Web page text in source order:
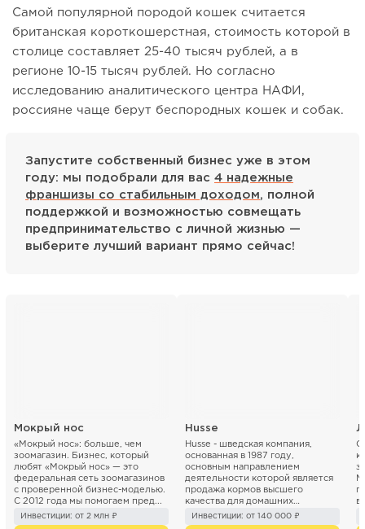
Самой популярной породой кошек считается
британская короткошерстная, стоимость которой в
столице составляет 25-40 тысяч рублей, а в
регионе 10-15 тысяч рублей. Но согласно
исследованию аналитического центра НАФИ,
россияне чаще берут беспородных кошек и собак.
Запустите собственный бизнес уже в этом
году: мы подобрали для вас 4 надежные
франшизы со стабильным доходом, полной
поддержкой и возможностью совмещать
предпринимательство с личной жизнью —
выберите лучший вариант прямо сейчас!
Мокрый нос
«Мокрый нос»: больше, чем
зоомагазин. Бизнес, который
любят «Мокрый нос» — это
федеральная сеть зоомагазинов
с проверенной бизнес-моделью.
С 2012 года мы помогаем пред...
Инвестиции: от 2 млн ₽
Husse
Husse - шведская компания,
основанная в 1987 году,
основным направлением
деятельности которой является
продажа кормов высшего
качества для домашних
животных. В 1991 году Husse
начала производить высок...
Инвестиции: от 140 000 ₽